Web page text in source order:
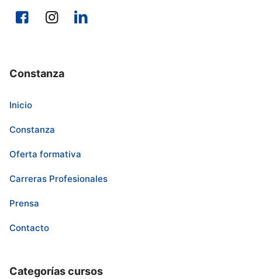
Constanza
Inicio
Constanza
Oferta formativa
Carreras Profesionales
Prensa
Contacto
Categorías cursos